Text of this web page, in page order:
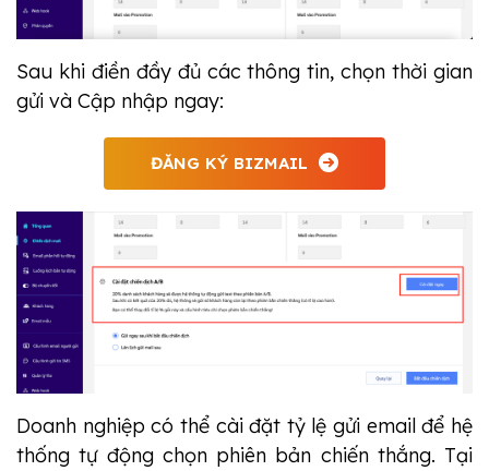
Sau khi điền đầy đủ các thông tin, chọn thời gian
gửi và Cập nhập ngay:
ĐĂNG KÝ BIZMAIL
Doanh nghiệp có thể cài đặt tỷ lệ gửi email để hệ
thống tự động chọn phiên bản chiến thắng. Tại